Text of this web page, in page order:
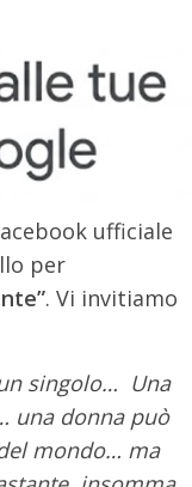
ufficiale
per
. Vi invitiamo
singolo… Una
una donna può
mondo… ma